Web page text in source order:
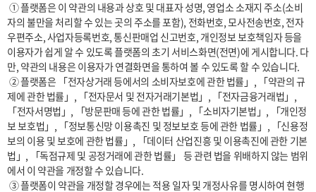
자의 불만을 처리할 수 있는 곳의 주소를 포함), 전화번호, 모사전송번호, 전자
우편주소, 사업자등록번호, 통신판매업 신고번호, 개인정보 보호책임자 등을
이용자가 쉽게 알 수 있도록 플랫폼의 초기 서비스화면(전면)에 게시합니다. 다
만, 약관의 내용은 이용자가 연결화면을 통하여 볼 수 있도록 할 수 있습니다.
제에 관한 법률」, 「전자문서 및 전자거래기본법」, 「전자금융거래법」,
「전자서명법」, 「방문판매 등에 관한 법률」, 「소비자기본법」, 「개인정
보 보호법」, 「정보통신망 이용촉진 및 정보보호 등에 관한 법률」, 「신용정
보의 이용 및 보호에 관한 법률」, 「데이터 산업진흥 및 이용촉진에 관한 기본
법」, 「독점규제 및 공정거래에 관한 법률」 등 관련 법을 위배하지 않는 범위
에서 이 약관을 개정할 수 있습니다.